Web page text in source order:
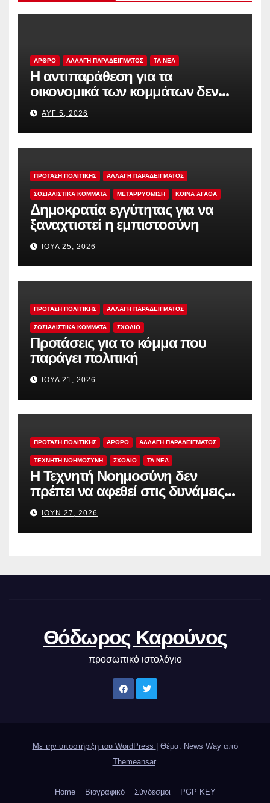
ΑΡΘΡΟ ΑΛΛΑΓΗ ΠΑΡΑΔΕΙΓΜΑΤΟΣ TA NEA
Η αντιπαράθεση για τα
οικονομικά των κομμάτων δεν
αρκεί
ΑΥΓ 5, 2026
ΠΡΟΤΑΣΗ ΠΟΛΙΤΙΚΗΣ ΑΛΛΑΓΗ ΠΑΡΑΔΕΙΓΜΑΤΟΣ
ΣΟΣΙΑΛΙΣΤΙΚΆ ΚΌΜΜΑΤΑ ΜΕΤΑΡΡΥΘΜΙΣΗ ΚΟΙΝΑ ΑΓΑΘΑ
Δημοκρατία εγγύτητας για να
ξαναχτιστεί η εμπιστοσύνη
ΙΟΎΛ 25, 2026
ΠΡΟΤΑΣΗ ΠΟΛΙΤΙΚΗΣ ΑΛΛΑΓΗ ΠΑΡΑΔΕΙΓΜΑΤΟΣ
ΣΟΣΙΑΛΙΣΤΙΚΆ ΚΌΜΜΑΤΑ ΣΧΟΛΙΟ
Προτάσεις για το κόμμα που
παράγει πολιτική
ΙΟΎΛ 21, 2026
ΠΡΟΤΑΣΗ ΠΟΛΙΤΙΚΗΣ ΑΡΘΡΟ ΑΛΛΑΓΗ ΠΑΡΑΔΕΙΓΜΑΤΟΣ
ΤΕΧΝΗΤΗ ΝΟΗΜΟΣΥΝΗ ΣΧΟΛΙΟ TA NEA
Η Τεχνητή Νοημοσύνη δεν
πρέπει να αφεθεί στις δυνάμεις
της αγοράς
ΙΟΎΝ 27, 2026
Θόδωρος Καρούνος
προσωπικό ιστολόγιο
Με την υποστήριξη του WordPress | Θέμα: News Way από
Themeansar.
Home Βιογραφικό Σύνδεσμοι PGP KEY